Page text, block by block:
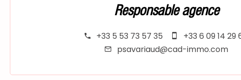
Responsable agence
+33 5 53 73 57 35
+33 6 09 14 29
psavariaud@cad-immo.com